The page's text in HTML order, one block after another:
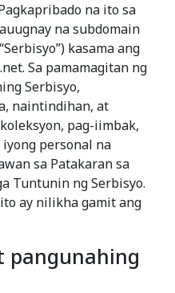
na ito sa
na subdomain
kasama ang
Sa pamamagitan ng
Serbisyo,
naintindihan, at
pag-iimbak,
personal na
sa Patakaran sa
Tuntunin ng Serbisyo.
ay nilikha gamit ang
pangunahing